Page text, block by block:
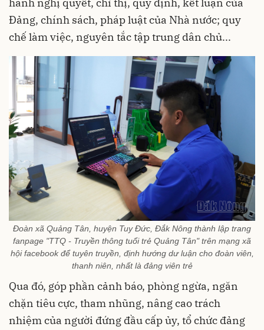
Đảng, chính sách, pháp luật của Nhà nước; quy
chế làm việc, nguyên tắc tập trung dân chủ...
Đoàn xã Quảng Tân, huyện Tuy Đức, Đắk Nông thành lập trang
fanpage "TTQ - Truyền thông tuổi trẻ Quảng Tân" trên mạng xã
hội facebook để tuyên truyền, định hướng dư luận cho đoàn viên,
thanh niên, nhất là đảng viên trẻ
Qua đó, góp phần cảnh báo, phòng ngừa, ngăn
chặn tiêu cực, tham nhũng, nâng cao trách
nhiệm của người đứng đầu cấp ủy, tổ chức đảng